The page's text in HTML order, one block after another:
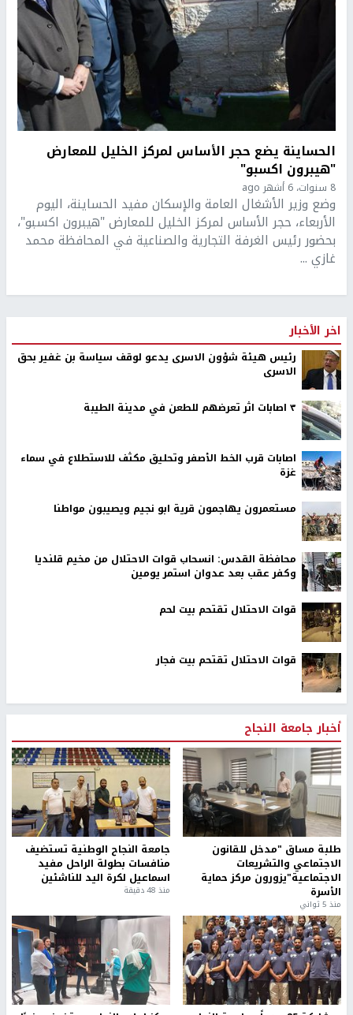
الحساينة يضع حجر الأساس لمركز الخليل للمعارض
"هيبرون اكسبو"
8 سنوات، 6 أشهر ago
وضع وزير الأشغال العامة والإسكان مفيد الحساينة، اليوم
الأربعاء، حجر الأساس لمركز الخليل للمعارض "هيبرون اكسبو"،
بحضور رئيس الغرفة التجارية والصناعية في المحافظة محمد
غازي ...
اخر الأخبار
رئيس هيئة شؤون الاسرى يدعو لوقف سياسة بن غفير بحق
الاسرى
٣ اصابات اثر تعرضهم للطعن في مدينة الطيبة
اصابات قرب الخط الأصفر وتحليق مكثف للاستطلاع في سماء
غزة
مستعمرون يهاجمون قرية ابو نجيم ويصيبون مواطنا
محافظة القدس: انسحاب قوات الاحتلال من مخيم قلنديا
وكفر عقب بعد عدوان استمر يومين
قوات الاحتلال تقتحم بيت لحم
قوات الاحتلال تقتحم بيت فجار
أخبار جامعة النجاح
طلبة مساق "مدخل للقانون
الاجتماعي والتشريعات
الاجتماعية"يزورون مركز حماية
الأسرة
منذ 5 ثواني
جامعة النجاح الوطنية تستضيف
منافسات بطولة الراحل مفيد
اسماعيل لكرة اليد للناشئين
منذ 48 دقيقة